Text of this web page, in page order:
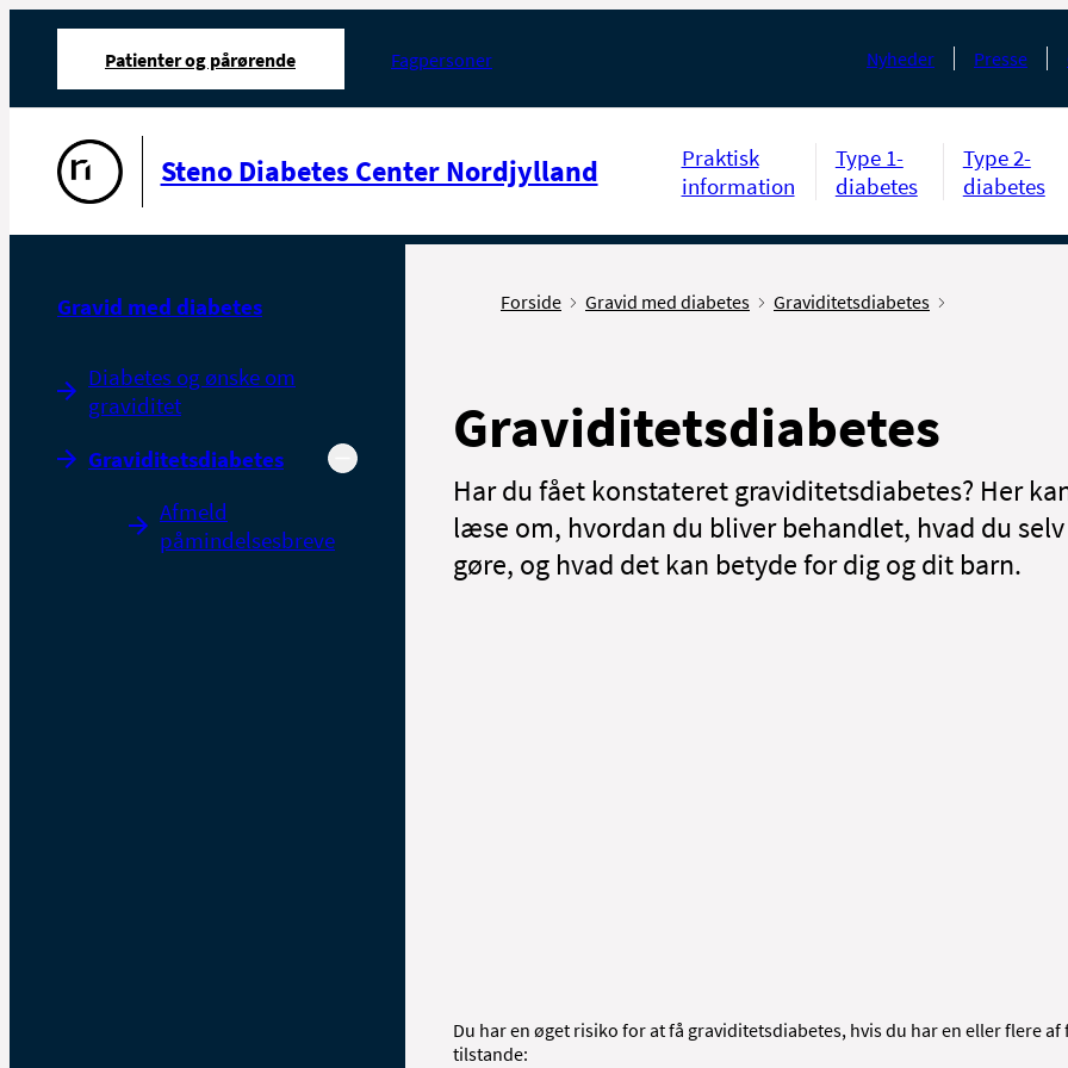
Patienter og pårørende Fagpersoner Nyheder Presse
Steno Diabetes Center Nordjylland
Praktisk
information
Type 1-
diabetes
Type 2-
diabetes
Gravid med diabetes
Diabetes og ønske om
graviditet
Graviditetsdiabetes
Afmeld
påmindelsesbreve
Forside Gravid med diabetes Graviditetsdiabetes
Graviditetsdiabetes
Har du fået konstateret graviditetsdiabetes? Her
læse om, hvordan du bliver behandlet, hvad du
gøre, og hvad det kan betyde for dig og dit barn.
Du har en øget risiko for at få graviditetsdiabetes, hvis du har en eller flere af
tilstande: